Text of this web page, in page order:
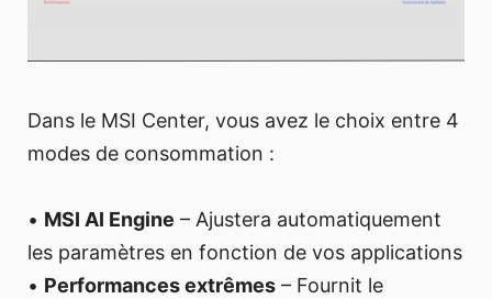
Dans le MSI Center, vous avez le choix entre 4
modes de consommation :
• MSI AI Engine – Ajustera automatiquement
les paramètres en fonction de vos applications
• Performances extrêmes – Fournit le